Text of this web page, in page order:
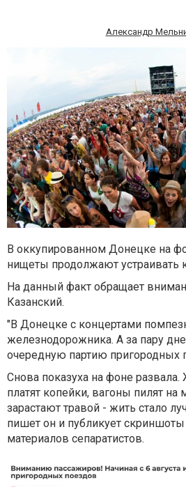
Александр
В оккупированном Донецке на
нищеты продолжают устраивать
На данный факт обращает
Казанский.
"В Донецке с концертами
железнодорожника. А за пару
очередную партию пригородных
Снова показуха на фоне
платят копейки, вагоны пилят на
зарастают травой - жить стало
пишет он и публикует скриншоты
материалов сепаратистов.